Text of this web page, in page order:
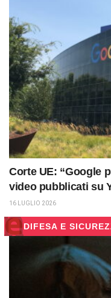
Corte UE: “Google
video pubblicati su
16 LUGLIO 2026
DIFESA E